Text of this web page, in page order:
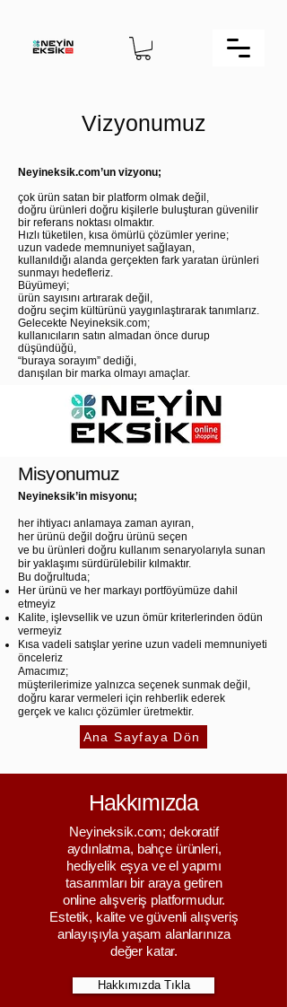
Vizyonumuz
Neyineksik.com’un vizyonu;
çok ürün satan bir platform olmak değil,
doğru ürünleri doğru kişilerle buluşturan güvenilir
bir referans noktası olmaktır.
Hızlı tüketilen, kısa ömürlü çözümler yerine;
uzun vadede memnuniyet sağlayan,
kullanıldığı alanda gerçekten fark yaratan ürünleri
sunmayı hedefleriz.
Büyümeyi;
ürün sayısını artırarak değil,
doğru seçim kültürünü yaygınlaştırarak tanımlarız.
Gelecekte Neyineksik.com;
kullanıcıların satın almadan önce durup
düşündüğü,
“buraya sorayım” dediği,
danışılan bir marka olmayı amaçlar.
Misyonumuz
Neyineksik’in misyonu;
her ihtiyacı anlamaya zaman ayıran,
her ürünü değil doğru ürünü seçen
ve bu ürünleri doğru kullanım senaryolarıyla sunan
bir yaklaşımı sürdürülebilir kılmaktır.
Bu doğrultuda;
Her ürünü ve her markayı portföyümüze dahil
etmeyiz
Kalite, işlevsellik ve uzun ömür kriterlerinden ödün
vermeyiz
Kısa vadeli satışlar yerine uzun vadeli memnuniyeti
önceleriz
Amacımız;
müşterilerimize yalnızca seçenek sunmak değil,
doğru karar vermeleri için rehberlik ederek
gerçek ve kalıcı çözümler üretmektir.
Ana Sayfaya Dön
Hakkımızda
Neyineksik.com; dekoratif
aydınlatma, bahçe ürünleri,
hediyelik eşya ve el yapımı
tasarımları bir araya getiren
online alışveriş platformudur.
Estetik, kalite ve güvenli alışveriş
anlayışıyla yaşam alanlarınıza
değer katar.
Hakkımızda Tıkla